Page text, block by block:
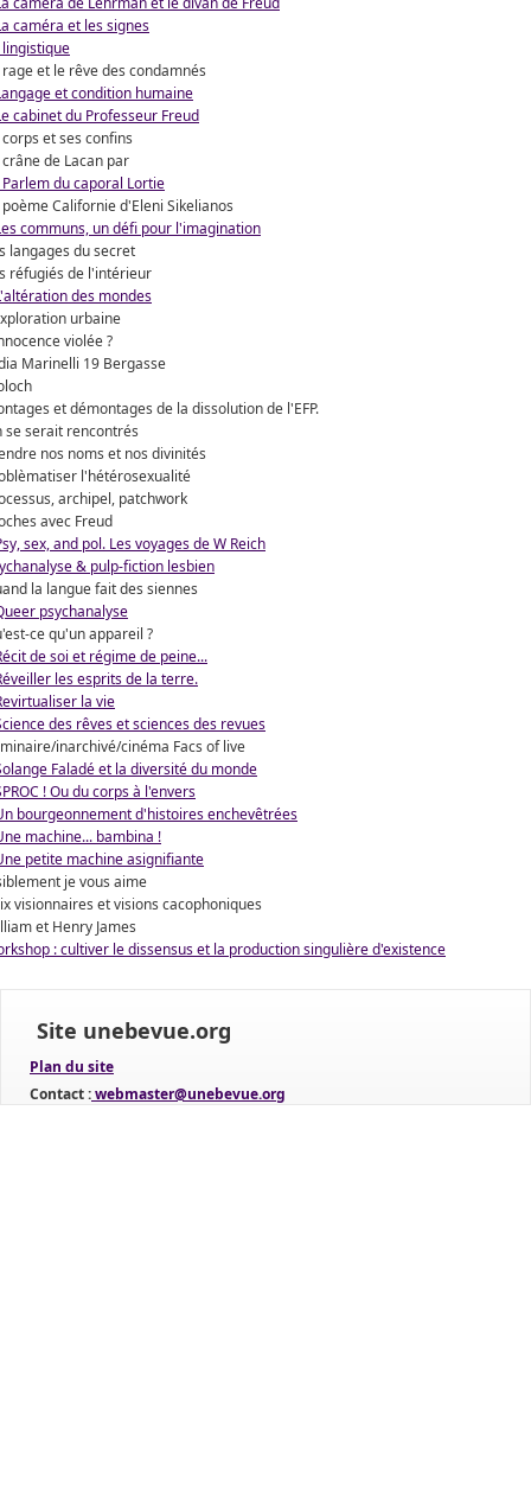
caméra et les signes
lingistique
rage et le rêve des condamnés
et condition humaine
cabinet du Professeur Freud
corps et ses confins
crâne de Lacan par
Parlem du caporal Lortie
poème Californie d'Eleni Sikelianos
communs, un défi pour l'imagination
langages du secret
réfugiés de l'intérieur
des mondes
urbaine
violée ?
Marinelli 19 Bergasse
et démontages de la dissolution de l'EFP.
se serait rencontrés
nos noms et nos divinités
l'hétérosexualité
archipel, patchwork
avec Freud
sex, and pol. Les voyages de W Reich
& pulp-fiction lesbien
la langue fait des siennes
psychanalyse
ce qu'un appareil ?
de soi et régime de peine...
les esprits de la terre.
la vie
des rêves et sciences des revues
inarchivé/cinéma Facs of live
Faladé et la diversité du monde
! Ou du corps à l'envers
bourgeonnement d'histoires enchevêtrées
machine... bambina !
petite machine asignifiante
je vous aime
visionnaires et visions cacophoniques
et Henry James
: cultiver le dissensus et la production singulière d'existence
Site unebevue.org
Plan du site
Contact :webmaster@unebevue.org